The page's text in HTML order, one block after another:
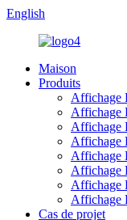
English
Maison
Produits
Affichage
Affichage
Affichage
Affichage
Affichage
Affichage
Affichage
Affichage
Cas de projet